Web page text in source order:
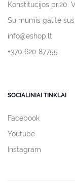
Konstitucijos pr.20.
Su mumis galite
info@eshop.lt
+370 620 87755
SOCIALINIAI TINKLAI
Facebook
Youtube
Instagram